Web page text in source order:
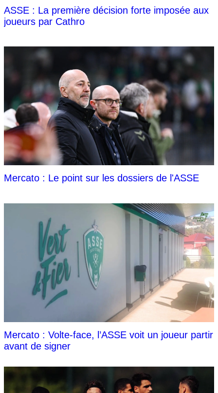
ASSE : La première décision forte imposée aux
joueurs par Cathro
Mercato : Le point sur les dossiers de l'ASSE
Mercato : Volte-face, l’ASSE voit un joueur partir
avant de signer